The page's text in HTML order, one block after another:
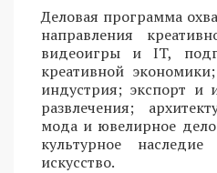
Деловая программа
направления
видеоигры и IT,
креативной
индустрия; экспорт и
развлечения;
мода и ювелирное
культурное
искусство.